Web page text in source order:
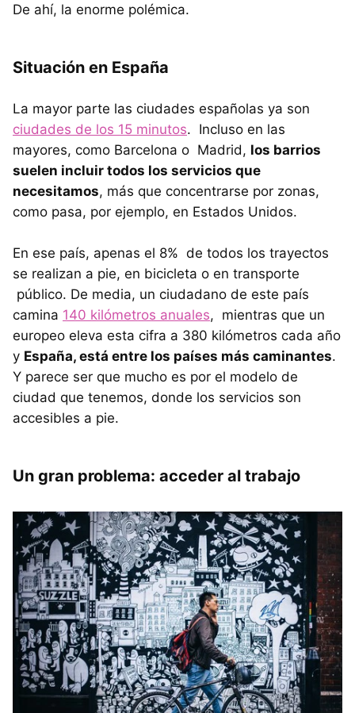
De ahí, la enorme polémica.
Situación en España
La mayor parte las ciudades españolas ya son
ciudades de los 15 minutos. Incluso en las
mayores, como Barcelona o Madrid, los barrios
suelen incluir todos los servicios que
necesitamos, más que concentrarse por zonas,
como pasa, por ejemplo, en Estados Unidos.
En ese país, apenas el 8% de todos los trayectos
se realizan a pie, en bicicleta o en transporte
público. De media, un ciudadano de este país
camina 140 kilómetros anuales, mientras que un
europeo eleva esta cifra a 380 kilómetros cada año
y España, está entre los países más caminantes.
Y parece ser que mucho es por el modelo de
ciudad que tenemos, donde los servicios son
accesibles a pie.
Un gran problema: acceder al trabajo